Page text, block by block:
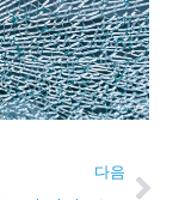
다음